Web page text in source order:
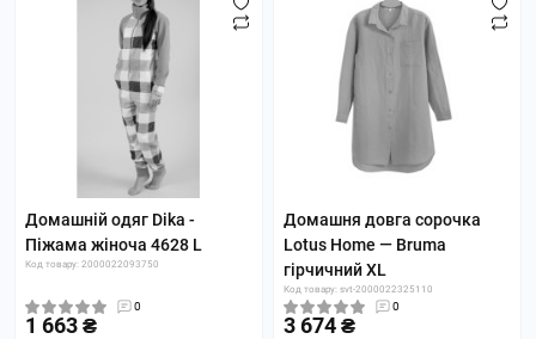
Домашній одяг Dika -
Піжама жіноча 4628 L
Код товару: 2000022093750
0
1 663 ₴
Домашня довга сорочка
Lotus Home — Bruma
гірчичний XL
Код товару: svt-2000022325110
0
3 674 ₴